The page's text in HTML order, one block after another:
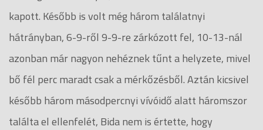
kapott. Később is volt még három találatnyi
hátrányban, 6-9-ről 9-9-re zárkózott fel, 10-13-nál
azonban már nagyon nehéznek tűnt a helyzete, mivel
bő fél perc maradt csak a mérkőzésből. Aztán kicsivel
később három másodpercnyi vívóidő alatt háromszor
találta el ellenfelét, Bida nem is értette, hogy